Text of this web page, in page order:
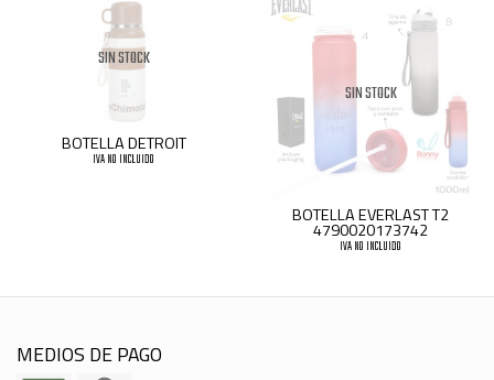
SIN STOCK
BOTELLA DETROIT
IVA NO INCLUIDO
SIN STOCK
BOTELLA EVERLAST T2
4790020173742
IVA NO INCLUIDO
MEDIOS DE PAGO